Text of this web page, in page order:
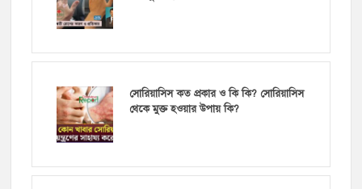
সোরিয়াসিস কত প্রকার ও কি কি? সোরিয়াসিস
থেকে মুক্ত হওয়ার উপায় কি?